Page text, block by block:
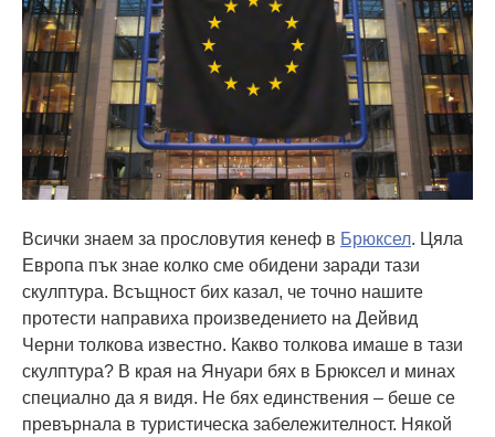
Всички знаем за прословутия кенеф в Брюксел. Цяла
Европа пък знае колко сме обидени заради тази
скулптура. Всъщност бих казал, че точно нашите
протести направиха произведението на Дейвид
Черни толкова известно. Какво толкова имаше в тази
скулптура? В края на Януари бях в Брюксел и минах
специално да я видя. Не бях единствения – беше се
превърнала в туристическа забележителност. Някой